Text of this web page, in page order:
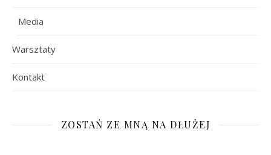
Media
Warsztaty
Kontakt
ZOSTAŃ ZE MNĄ NA DŁUŻEJ